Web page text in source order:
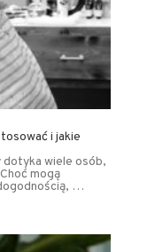
i jakie
wiele osób,
mogą
…